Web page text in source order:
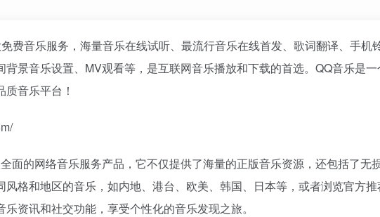
费音乐服务，海量音乐在线试听、最流行音乐在线首发、歌词翻译、手机
景音乐设置、MV观看等，是互联网音乐播放和下载的首选。QQ音乐是
音乐平台！
面的网络音乐服务产品，它不仅提供了海量的正版音乐资源，还包括了无
格和地区的音乐，如内地、港台、欧美、韩国、日本等，或者浏览官方推
资讯和社交功能，享受个性化的音乐发现之旅。